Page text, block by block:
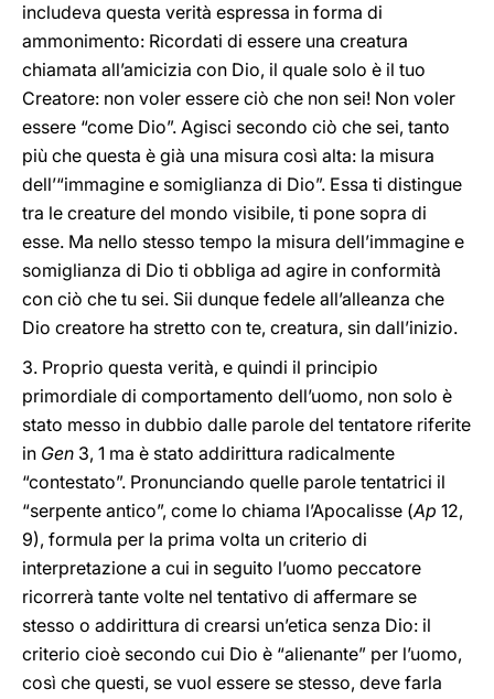
includeva questa verità espressa in forma di
ammonimento: Ricordati di essere una creatura
chiamata all’amicizia con Dio, il quale solo è il tuo
Creatore: non voler essere ciò che non sei! Non voler
essere “come Dio”. Agisci secondo ciò che sei, tanto
più che questa è già una misura così alta: la misura
dell’“immagine e somiglianza di Dio”. Essa ti distingue
tra le creature del mondo visibile, ti pone sopra di
esse. Ma nello stesso tempo la misura dell’immagine e
somiglianza di Dio ti obbliga ad agire in conformità
con ciò che tu sei. Sii dunque fedele all’alleanza che
Dio creatore ha stretto con te, creatura, sin dall’inizio.
3. Proprio questa verità, e quindi il principio
primordiale di comportamento dell’uomo, non solo è
stato messo in dubbio dalle parole del tentatore riferite
in Gen 3, 1 ma è stato addirittura radicalmente
“contestato”. Pronunciando quelle parole tentatrici il
“serpente antico”, come lo chiama l’Apocalisse (Ap 12,
9), formula per la prima volta un criterio di
interpretazione a cui in seguito l’uomo peccatore
ricorrerà tante volte nel tentativo di affermare se
stesso o addirittura di crearsi un’etica senza Dio: il
criterio cioè secondo cui Dio è “alienante” per l’uomo,
così che questi, se vuol essere se stesso, deve farla